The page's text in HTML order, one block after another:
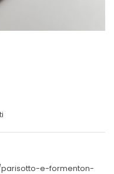
e-formenton-